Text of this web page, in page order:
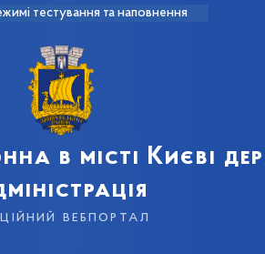
тестування та наповнення
в місті Києві
вебпортал